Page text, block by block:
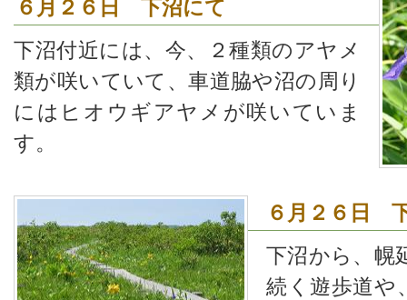
６月２６日 下沼にて
下沼付近には、今、２種類のアヤメ
類が咲いていて、車道脇や沼の周り
にはヒオウギアヤメが咲いていま
す。
６月２６日
下沼から、幌
続く遊歩道や